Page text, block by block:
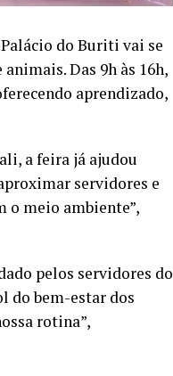
do Buriti vai se
Das 9h às 16h,
aprendizado,
a feira já ajudou
servidores e
o meio ambiente”,
pelos servidores do
do bem-estar dos
rotina”,